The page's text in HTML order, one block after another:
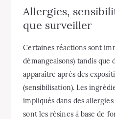
Allergies,
que surveiller
Certaines réactions sont
démangeaisons) tandis que
apparaître après des
(sensibilisation). Les
impliqués dans des
sont les résines à base de